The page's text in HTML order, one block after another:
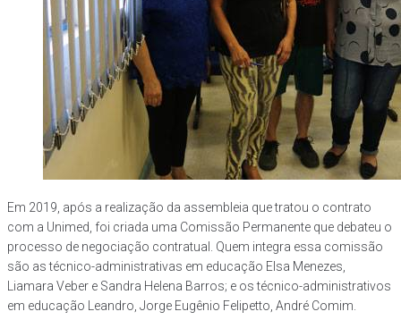
Em 2019, após a realização da assembleia que tratou o contrato
com a Unimed, foi criada uma Comissão Permanente que debateu o
processo de negociação contratual. Quem integra essa comissão
são as técnico-administrativas em educação Elsa Menezes,
Liamara Veber e Sandra Helena Barros; e os técnico-administrativos
em educação Leandro, Jorge Eugênio Felipetto, André Comim.